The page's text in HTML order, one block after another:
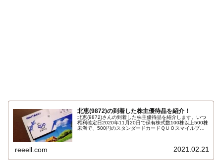
北恵(9872)の到着した株主優待品を紹介！
北恵(9872)さんの到着した株主優待品を紹介します。いつ
権利確定日2020年11月20日で保有株式数100株以上500株
未満で、500円のスタンダードカードＱＵＯスマイルブル
reeell.com 2021.02.21